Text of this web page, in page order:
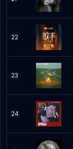
22
23
24